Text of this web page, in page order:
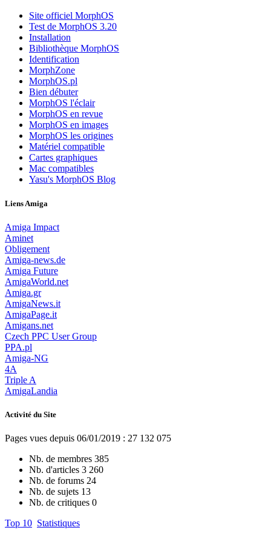
Site officiel MorphOS
Test de MorphOS 3.20
Installation
Bibliothèque MorphOS
Identification
MorphZone
MorphOS.pl
Bien débuter
MorphOS l'éclair
MorphOS en revue
MorphOS en images
MorphOS les origines
Matériel compatible
Cartes graphiques
Mac compatibles
Yasu's MorphOS Blog
Liens Amiga
Amiga Impact
Aminet
Obligement
Amiga-news.de
Amiga Future
AmigaWorld.net
Amiga.gr
AmigaNews.it
AmigaPage.it
Amigans.net
Czech PPC User Group
PPA.pl
Amiga-NG
4A
Triple A
AmigaLandia
Activité du Site
Pages vues depuis 06/01/2019 : 27 132 075
Nb. de membres 385
Nb. d'articles 3 260
Nb. de forums 24
Nb. de sujets 13
Nb. de critiques 0
Top 10 Statistiques